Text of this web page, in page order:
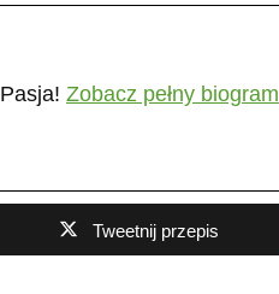
Zobacz pełny biogram
Tweetnij przepis